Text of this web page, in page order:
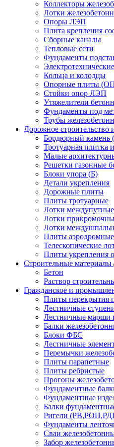
Коллекторы
Лотки
Опоры ЛЭП
Плита крепления
Сборные каналы
Тепловые сети
Фундаменты
Кольца и колодцы
Опорные плиты
Стойки опор ЛЭП
Утяжелители
Фундаменты под
Трубы
Дорожное строительство
Бордюрный камень
Тротуарная плитка
Малые
Решетки газонные
Блоки упора (Б)
Детали укрепления
Дорожные плиты
Плиты тротуарные
Лотки
Лотки
Лотки
Плиты
Телескопические
Плиты укрепления
Строительные материалы
Бетон
Раствор
Гражданское и
Плиты перекрытия
Лестничные
Лестничные марши
Балки
Блоки ФБС
Лестничные
Перемычки
Плиты парапетные
Плиты ребристые
Прогоны
Фундаментные
Фундаментные
Балки
Ригели
Фундаменты
Сваи
Забор